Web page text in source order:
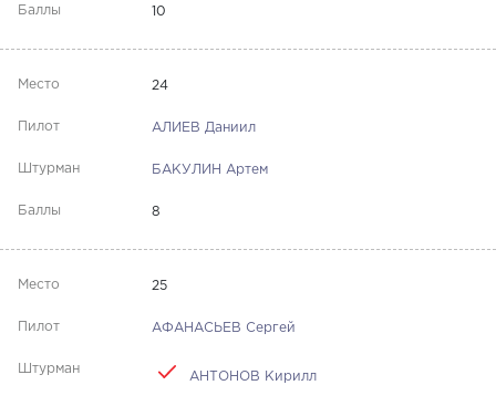
10
24
АЛИЕВ Даниил
БАКУЛИН Артем
8
25
АФАНАСЬЕВ Сергей
АНТОНОВ Кирилл